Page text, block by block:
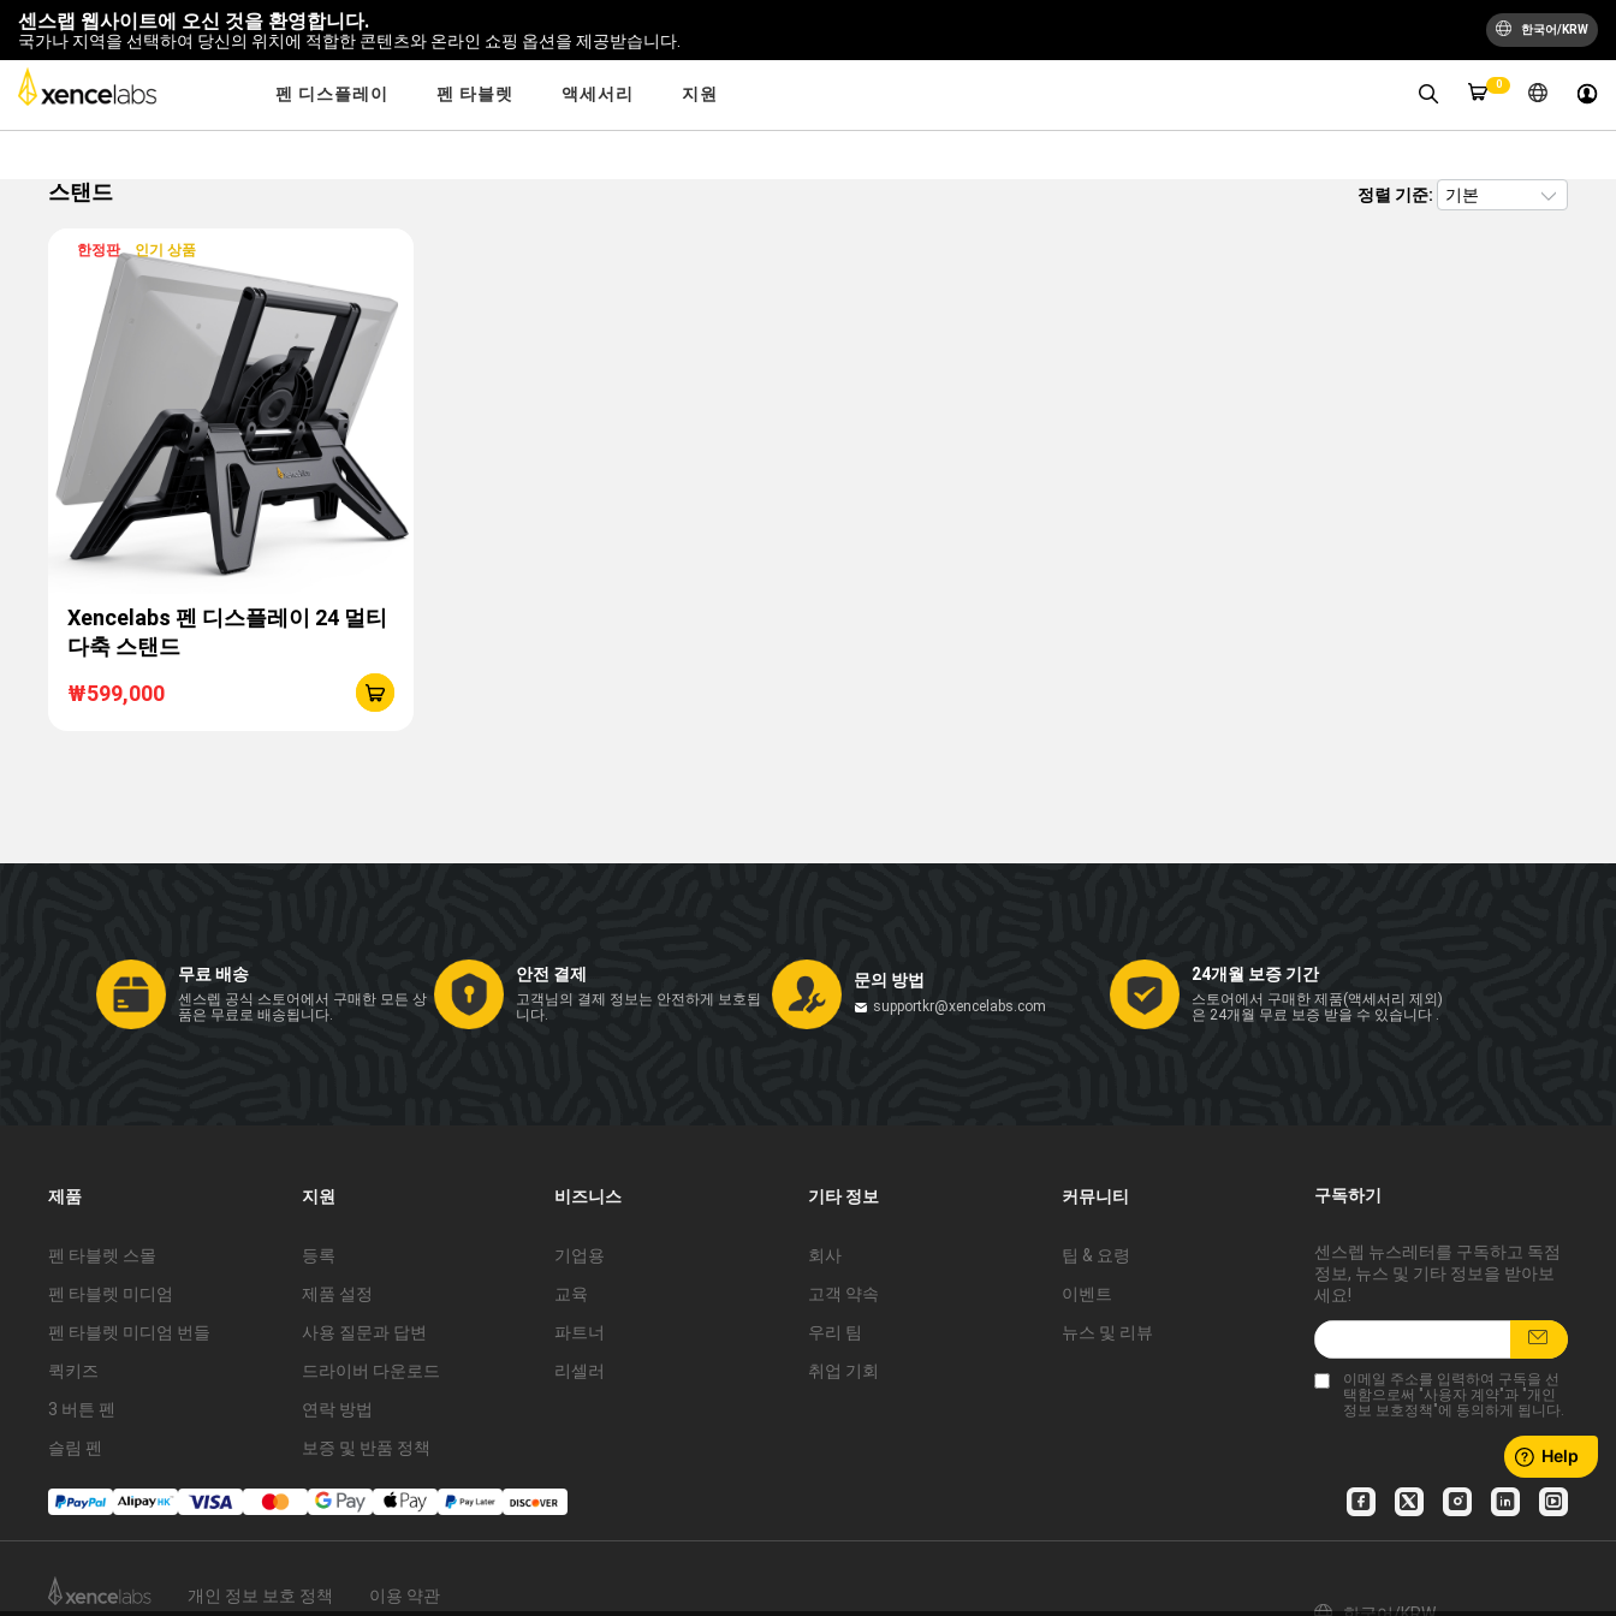
센스랩 웹사이트에 오신 것을 환영합니다.
국가나 지역을 선택하여 당신의 위치에 적합한 콘텐츠와 온라인 쇼핑 옵션을 제공받습니다.
한국어/KRW
펜 디스플레이 펜 타블렛 액세서리 지원 0
스탠드 정렬 기준:
한정판 인기 상품
Xencelabs 펜 디스플레이 24 멀티
다축 스탠드
₩599,000
무료 배송
센스렙 공식 스토어에서 구매한 모든 상
품은 무료로 배송됩니다.
안전 결제
고객님의 결제 정보는 안전하게 보호됩
니다.
문의 방법
supportkr@xencelabs.com
24개월 보증 기간
스토어에서 구매한 제품(액세서리 제외)
은 24개월 무료 보증 받을 수 있습니다 .
구독하기
센스렙 뉴스레터를 구독하고 독점
정보, 뉴스 및 기타 정보을 받아보
세요!
이메일 주소를 입력하여 구독을 선
택함으로써 "사용자 계약"과 "개인
정보 보호정책 "에 동의하게 됩니다.
제품
펜 타블렛 스몰
펜 타블렛 미디엄
펜 타블렛 미디엄 번들
퀵키즈
3 버튼 펜
슬림 펜
지원
등록
제품 설정
사용 질문과 답변
드라이버 다운로드
연락 방법
보증 및 반품 정책
비즈니스
기업용
교육
파트너
리셀러
기타 정보
회사
고객 약속
우리 팀
취업 기회
커뮤니티
팁 & 요령
이벤트
뉴스 및 리뷰
개인 정보 보호 정책 이용 약관